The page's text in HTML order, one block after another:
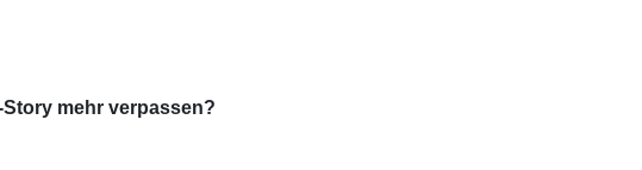
mehr verpassen?